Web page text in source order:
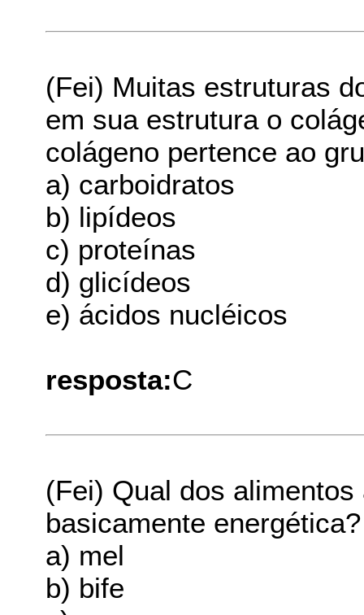
(Fei) Muitas estruturas
em sua estrutura o
colágeno pertence ao
a) carboidratos
b) lipídeos
c) proteínas
d) glicídeos
e) ácidos nucléicos
resposta:C
(Fei) Qual dos
basicamente energética?
a) mel
b) bife